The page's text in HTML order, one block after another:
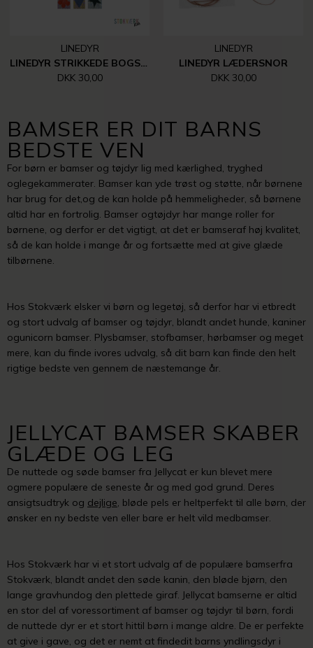
LINEDYR
LINEDYR STRIKKEDE BOGSTAVER, TAL MM.
DKK 30,00
LINEDYR
LINEDYR LÆDERSNOR
DKK 30,00
BAMSER ER DIT BARNS
BEDSTE VEN
For børn er bamser og tøjdyr lig med kærlighed, tryghed
oglegekammerater. Bamser kan yde trøst og støtte, når børnene
har brug for det,og de kan holde på hemmeligheder, så børnene
altid har en fortrolig. Bamser ogtøjdyr har mange roller for
børnene, og derfor er det vigtigt, at det er bamseraf høj kvalitet,
så de kan holde i mange år og fortsætte med at give glæde
tilbørnene.
Hos Stokværk elsker vi børn og legetøj, så derfor har vi etbredt
og stort udvalg af bamser og tøjdyr, blandt andet hunde, kaniner
ogunicorn bamser. Plysbamser, stofbamser, hørbamser og meget
mere, kan du finde ivores udvalg, så dit barn kan finde den helt
rigtige bedste ven gennem de næstemange år.
JELLYCAT BAMSER SKABER
GLÆDE OG LEG
De nuttede og søde bamser fra Jellycat er kun blevet mere
ogmere populære de seneste år og med god grund. Deres
ansigtsudtryk og dejlige, bløde pels er heltperfekt til alle børn, der
ønsker en ny bedste ven eller bare er helt vild medbamser.
Hos Stokværk har vi et stort udvalg af de populære bamserfra
Stokværk, blandt andet den søde kanin, den bløde bjørn, den
lange gravhundog den plettede giraf. Jellycat bamserne er altid
en stor del af voressortiment af bamser og tøjdyr til børn, fordi
de nuttede dyr er et stort hittil børn i mange aldre. De er perfekte
at give i gave, og det er nemt at findedit barns yndlingsdyr i